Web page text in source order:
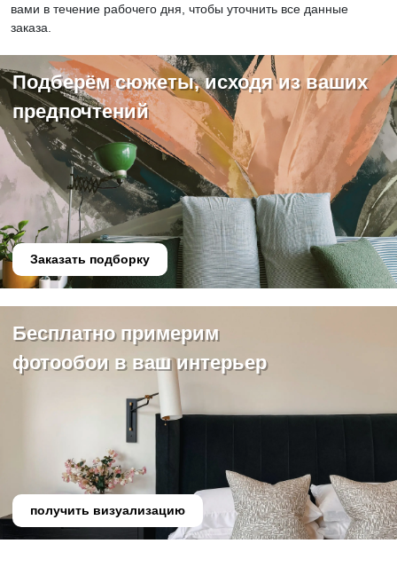
вами в течение рабочего дня, чтобы уточнить все данные
заказа.
Подберём сюжеты, исходя из ваших
предпочтений
Заказать подборку
Бесплатно примерим
фотообои в ваш интерьер
получить визуализацию